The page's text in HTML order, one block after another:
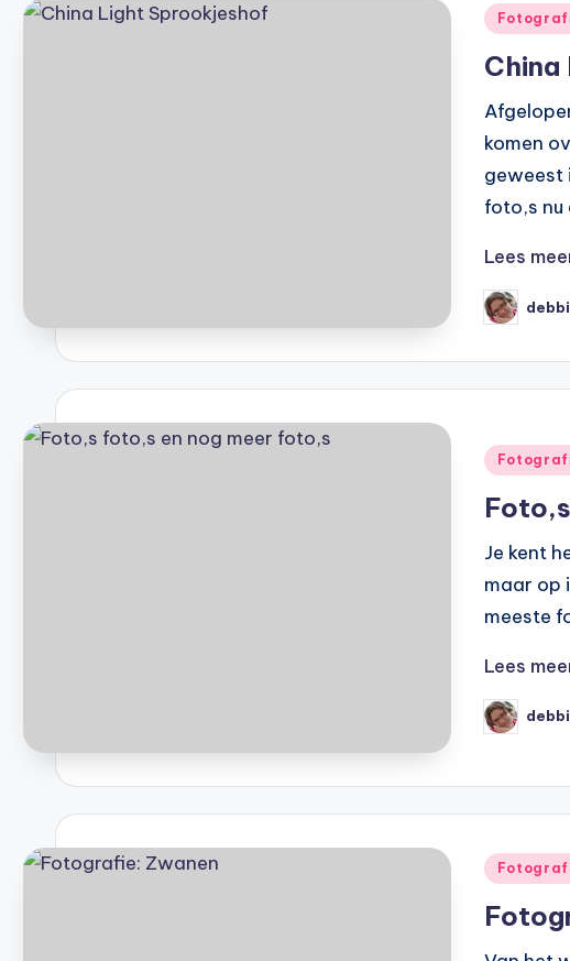
komen
geweest
foto,s nu
Lees
Geplaatst
door
Je kent
maar op
meeste
Lees
Geplaatst
door